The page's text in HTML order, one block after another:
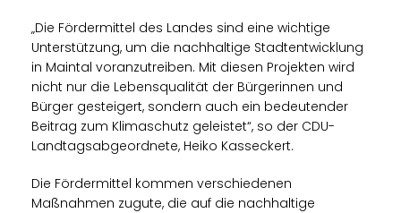
Die Fördermittel des Landes sind eine wichtige
Unterstützung, um die nachhaltige Stadtentwicklung
in Maintal voranzutreiben. Mit diesen Projekten wird
nicht nur die Lebensqualität der Bürgerinnen und
Bürger gesteigert, sondern auch ein bedeutender
Beitrag zum Klimaschutz geleistet“, so der CDU-
Landtagsabgeordnete, Heiko Kasseckert.
Die Fördermittel kommen verschiedenen
Maßnahmen zugute, die auf die nachhaltige